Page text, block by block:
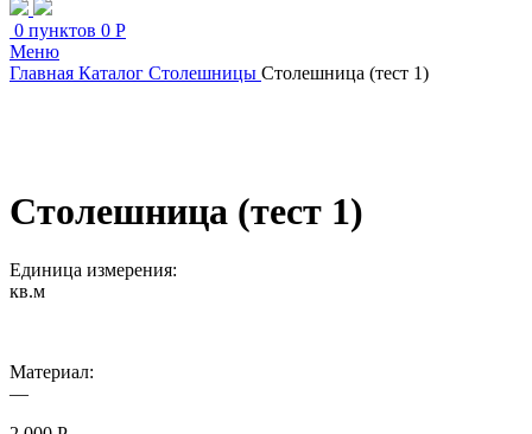
0 пунктов 0 Р
Меню
Главная Каталог Столешницы Столешница (тест 1)
Столешница (тест 1)
Единица измерения:
кв.м
Материал:
—